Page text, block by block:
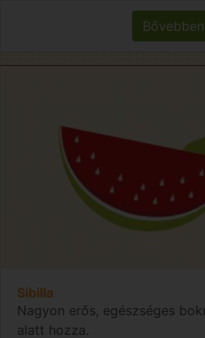
Bővebben
Sibilla
Nagyon erős, egészséges
alatt hozza.